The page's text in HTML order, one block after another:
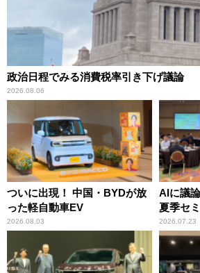
政治日程でみる消費税率引き下げ議論
2026.08.06
ついに出現！ 中国・BYDが放
った軽自動車EV
2026.08.03
AIに議
夏季セ
2026.07.23